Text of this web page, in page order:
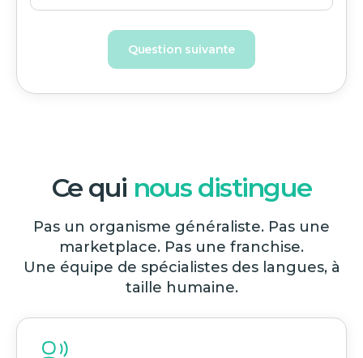
Question suivante
Ce qui nous distingue
Pas un organisme généraliste. Pas une
marketplace. Pas une franchise.
Une équipe de spécialistes des langues, à
taille humaine.